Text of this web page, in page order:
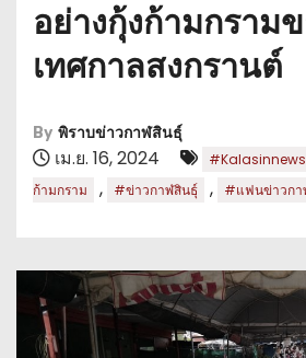
อย่างกุ้งก้ามกราม
เทศกาลสงกรานต์
By พิราบข่าวกาฬสินธุ์
เม.ย. 16, 2024 #Kalasinnews
ก้ามกราม
, #ข่าวกาฬสินธุ์ , #แฟนข่าวกา